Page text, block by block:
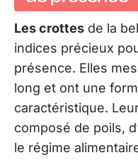
Les crottes de la
indices précieux
présence. Elles
long et ont une
caractéristique.
composé de poils,
le régime